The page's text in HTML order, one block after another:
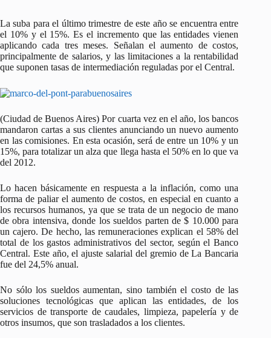
La suba para el último trimestre de este año se encuentra entre
el 10% y el 15%. Es el incremento que las entidades vienen
aplicando cada tres meses. Señalan el aumento de costos,
principalmente de salarios, y las limitaciones a la rentabilidad
que suponen tasas de intermediación reguladas por el Central.
(Ciudad de Buenos Aires) Por cuarta vez en el año, los bancos
mandaron cartas a sus clientes anunciando un nuevo aumento
en las comisiones. En esta ocasión, será de entre un 10% y un
15%, para totalizar un alza que llega hasta el 50% en lo que va
del 2012.
Lo hacen básicamente en respuesta a la inflación, como una
forma de paliar el aumento de costos, en especial en cuanto a
los recursos humanos, ya que se trata de un negocio de mano
de obra intensiva, donde los sueldos parten de $ 10.000 para
un cajero. De hecho, las remuneraciones explican el 58% del
total de los gastos administrativos del sector, según el Banco
Central. Este año, el ajuste salarial del gremio de La Bancaria
fue del 24,5% anual.
No sólo los sueldos aumentan, sino también el costo de las
soluciones tecnológicas que aplican las entidades, de los
servicios de transporte de caudales, limpieza, papelería y de
otros insumos, que son trasladados a los clientes.